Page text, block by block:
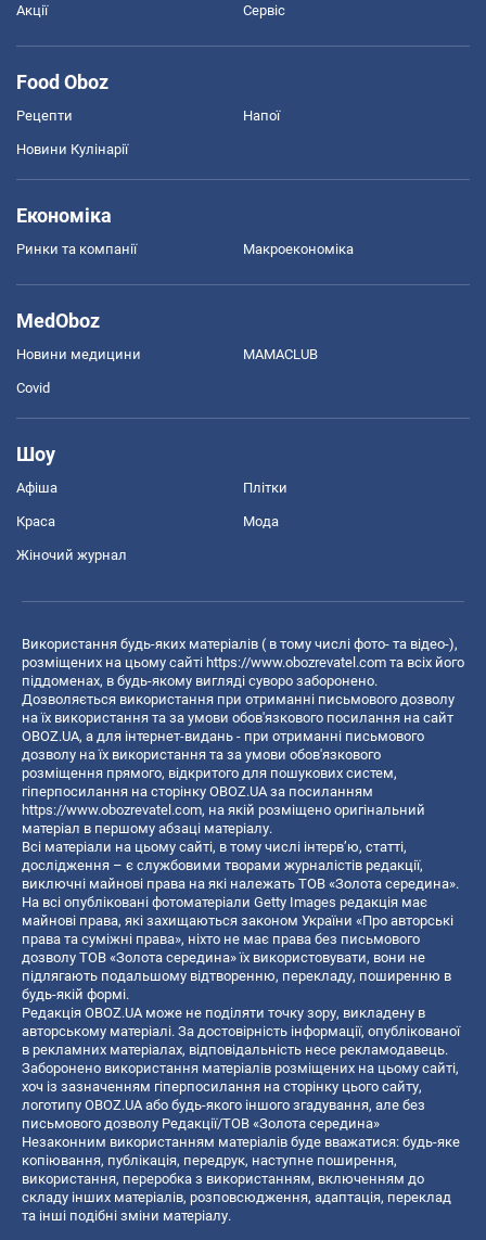
Акції Сервіс
Food Oboz
Рецепти Напої
Новини Кулінарії
Економіка
Ринки та компанії Макроекономіка
MedOboz
Новини медицини MAMACLUB
Covid
Шоу
Афіша Плітки
Краса Мода
Жіночий журнал
Використання будь-яких матеріалів ( в тому числі фото- та відео-),
розміщених на цьому сайті https://www.obozrevatel.com та всіх його
піддоменах, в будь-якому вигляді суворо заборонено.
Дозволяється використання при отриманні письмового дозволу
на їх використання та за умови обов'язкового посилання на сайт
OBOZ.UA, а для інтернет-видань - при отриманні письмового
дозволу на їх використання та за умови обов'язкового
розміщення прямого, відкритого для пошукових систем,
гіперпосилання на сторінку OBOZ.UA за посиланням
https://www.obozrevatel.com, на якій розміщено оригінальний
матеріал в першому абзаці матеріалу.
Всі матеріали на цьому сайті, в тому числі інтерв’ю, статті,
дослідження – є службовими творами журналістів редакції,
виключні майнові права на які належать ТОВ «Золота середина».
На всі опубліковані фотоматеріали Getty Images редакція має
майнові права, які захищаються законом України «Про авторські
права та суміжні права», ніхто не має права без письмового
дозволу ТОВ «Золота середина» їх використовувати, вони не
підлягають подальшому відтворенню, перекладу, поширенню в
будь-якій формі.
Редакція OBOZ.UA може не поділяти точку зору, викладену в
авторському матеріалі. За достовірність інформації, опублікованої
в рекламних матеріалах, відповідальність несе рекламодавець.
Заборонено використання матеріалів розміщених на цьому сайті,
хоч із зазначенням гіперпосилання на сторінку цього сайту,
логотипу OBOZ.UA або будь-якого іншого згадування, але без
письмового дозволу Редакції/ТОВ «Золота середина»
Незаконним використанням матеріалів буде вважатися: будь-яке
копiювання, публiкацiя, передрук, наступне поширення,
використання, переробка з використанням, включенням до
складу інших матеріалів, розповсюдження, адаптація, переклад
та інші подібні зміни матеріалу.